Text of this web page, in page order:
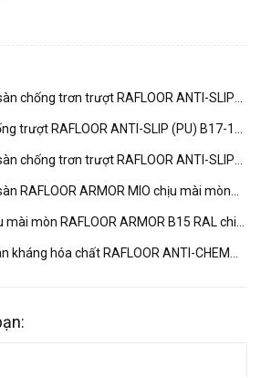
chống trơn trượt RAFLOOR ANTI-SLIP
(04/03/2026)
trượt RAFLOOR ANTI-SLIP (PU) B17-1
(04/03/2026)
chống trơn trượt RAFLOOR ANTI-SLIP
RAFLOOR ARMOR MIO chịu mài mòn
mòn RAFLOOR ARMOR B15 RAL chi
kháng hóa chất RAFLOOR ANTI-CHEM